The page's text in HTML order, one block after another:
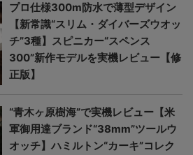
プロ仕様300m防水で薄型デザイン
【新常識“スリム・ダイバーズウオッ
チ”3種】スピニカー“スペンス
300”新作モデルを実機レビュー【修
正版】
“青木ヶ原樹海”で実機レビュー【米
軍御用達ブランド“38mm”ツールウ
オッチ】ハミルトン“カーキ”コレク